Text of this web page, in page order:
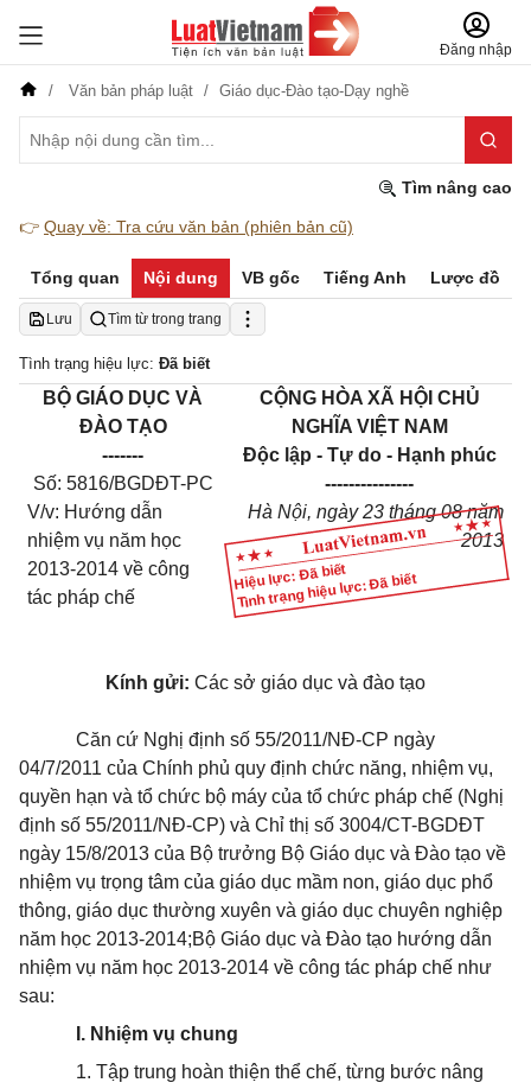
Đăng nhập
Văn bản pháp luật Giáo dục-Đào tạo-Dạy nghề
Tìm nâng cao
👉 Quay về: Tra cứu văn bản (phiên bản cũ)
Tổng quan Nội dung VB gốc Tiếng Anh Lược đồ
Lưu Tìm từ trong trang
Tình trạng hiệu lực: Đã biết
Hiệu lực: Đã biết
Tình trạng hiệu lực: Đã biết
BỘ GIÁO DỤC VÀ
ĐÀO TẠO
-------
Số: 5816/BGDĐT-PC
V/v: Hướng dẫn
nhiệm vụ năm học
2013-2014 về công
tác pháp chế
CỘNG HÒA XÃ HỘI CHỦ
NGHĨA VIỆT NAM
Độc lập - Tự do - Hạnh phúc
---------------
Hà Nội, ngày 23 tháng 08 năm
2013
Kính gửi: Các sở giáo dục và đào tạo
Căn cứ Nghị định số 55/2011/NĐ-CP ngày
04/7/2011 của Chính phủ quy định chức năng, nhiệm vụ,
quyền hạn và tổ chức bộ máy của tổ chức pháp chế (Nghị
định số 55/2011/NĐ-CP) và Chỉ thị số 3004/CT-BGDĐT
ngày 15/8/2013 của Bộ trưởng Bộ Giáo dục và Đào tạo về
nhiệm vụ trọng tâm của giáo dục mầm non, giáo dục phổ
thông, giáo dục thường xuyên và giáo dục chuyên nghiệp
năm học 2013-2014;Bộ Giáo dục và Đào tạo hướng dẫn
nhiệm vụ năm học 2013-2014 về công tác pháp chế như
sau:
I. Nhiệm vụ chung
1. Tập trung hoàn thiện thể chế, từng bước nâng